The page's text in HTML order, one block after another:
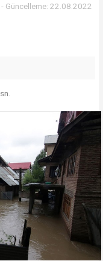
Güncelleme: 22.08.2022